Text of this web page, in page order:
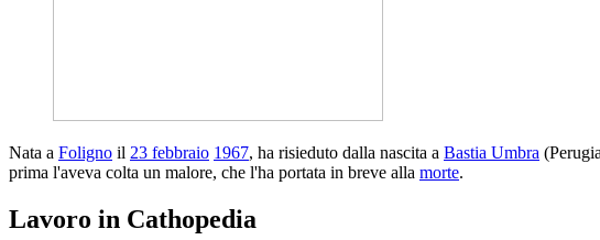
Nata a Foligno il 23 febbraio 1967, ha risieduto dalla nascita a Bastia Umbra
prima l'aveva colta un malore, che l'ha portata in breve alla morte.
Lavoro in Cathopedia